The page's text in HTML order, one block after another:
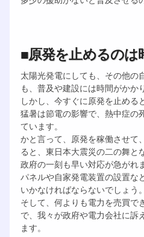
■原発を止めるのは
太陽光発電にしても、その他の
も、普及や建設には時間がかか
しかし、今すぐに原発を止める
猛暑は節電の影響で、熱中症の
ています。
かと言って、原発を稼働させて
ると、東日本大震災の二の舞と
政府の一刻も早い対応が急がれ
パネルや自家発電装置の設置な
いかなければならないでしょう。
そして、何よりも電力を売買で
で、我々が政府や電力会社に訴
ます。